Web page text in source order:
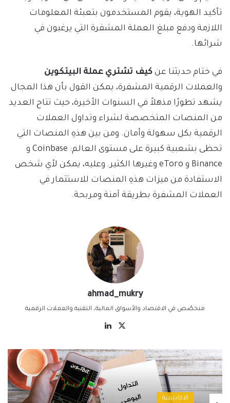
تأكيد الهوية، يقوم المستخدمون بتعبئة المعلومات
اللازمة ودفع مبلغ العملة المشفرة التي يرغبون في
شرائها.
في ختام حديثنا عن كيف تشتري عملة البيتكوين
والعملات الرقمية المشفرة، يمكن القول بأن هذا المجال
يشهد تطورًا مذهلاً في السنوات الأخيرة، حيث تتاح العديد
من المنصات المتخصصة لشراء وتداول العملات
الرقمية بكل سهولة وأمان. ومن بين هذهِ المنصات التي
تحظى بشعبية كبيرة على مستوى العالم: Coinbase و
Binance و eToro وغيرها الكثير. وعليه، يمكن لأي شخص
الاستفادة من ميزات هذهِ المنصات للاستثمار في
العملات المشفرة بطريقة آمنة ومربحة.
ahmad_mukry
متخصّص في الاقتصاد والأسواق المالية، التقنية والعملات الرقمية
‫X
الاكاديمية